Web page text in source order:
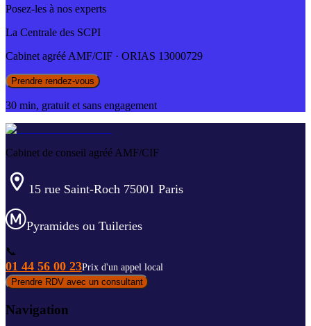
Posez-les à nos experts
La Centrale des SCPI
Cabinet agréé AMF/CIF · ORIAS 13000729
Prendre rendez-vous
30 min, gratuit et sans engagement
Cabinet de conseil agréé AMF/CIF
15 rue Saint-Roch 75001 Paris
Pyramides ou Tuileries
📞
01 44 56 00 23Prix d'un appel local
Prendre RDV avec un consultant
Navigation